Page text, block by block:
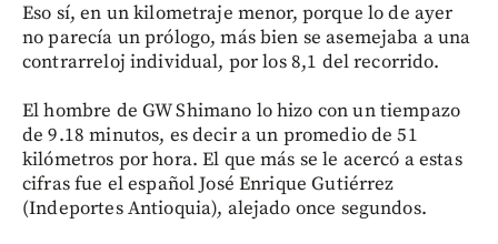
Eso sí, en un kilometraje menor, porque lo de ayer
no parecía un prólogo, más bien se asemejaba a una
contrarreloj individual, por los 8,1 del recorrido.
El hombre de GW Shimano lo hizo con un tiempazo
de 9.18 minutos, es decir a un promedio de 51
kilómetros por hora. El que más se le acercó a estas
cifras fue el español José Enrique Gutiérrez
(Indeportes Antioquia), alejado once segundos.